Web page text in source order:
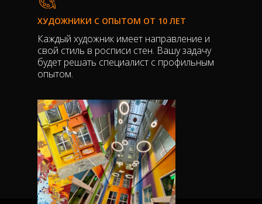
Каждый художник имеет направление и
свой стиль в росписи стен. Вашу задачу
будет решать специалист с профильным
опытом.
ХУДОЖНИКИ С ОПЫТОМ ОТ 10 ЛЕТ